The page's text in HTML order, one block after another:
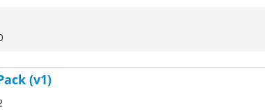
(v1)